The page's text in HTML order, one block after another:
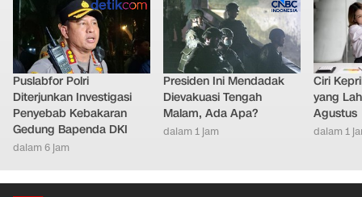
Puslabfor Polri
Diterjunkan Investigasi
Penyebab Kebakaran
Gedung Bapenda DKI
dalam 6 jam
Presiden Ini Mendadak
Dievakuasi Tengah
Malam, Ada Apa?
dalam 1 jam
Ciri
yang
Agustus
dalam 1